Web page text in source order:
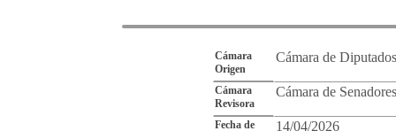
Cámara
Origen
Cámara de Diputados
Cámara
Revisora
Cámara de Senadores
Fecha de
14/04/2026